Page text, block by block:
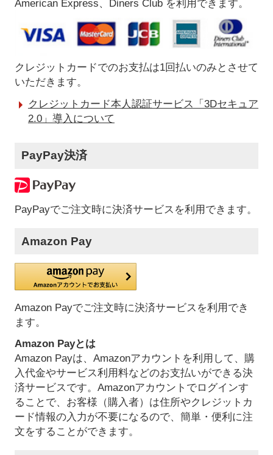
American Express、Diners Club を利用できます。
クレジットカードでのお支払は1回払いのみとさせて
いただきます。
クレジットカード本人認証サービス「3Dセキュア
2.0」導入について
PayPay決済
PayPayでご注文時に決済サービスを利用できます。
Amazon Pay
Amazon Payでご注文時に決済サービスを利用でき
ます。
Amazon Payとは
Amazon Payは、Amazonアカウントを利用して、購
入代金やサービス利用料などのお支払いができる決
済サービスです。Amazonアカウントでログインす
ることで、お客様（購入者）は住所やクレジットカ
ード情報の入力が不要になるので、簡単・便利に注
文をすることができます。